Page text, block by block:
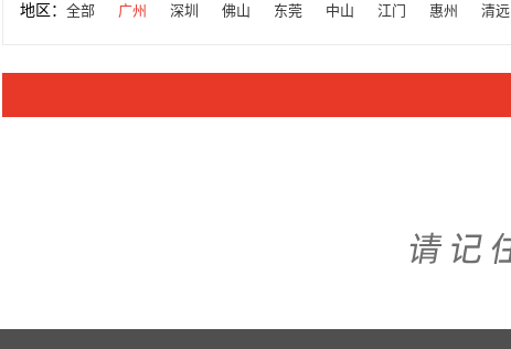
地区： 全部 广州 深圳 佛山 东莞 中山 江门 惠州 清远